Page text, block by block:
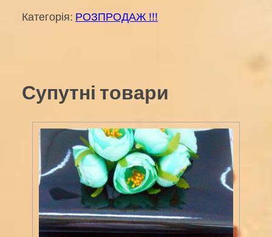
№257
Категорія: РОЗПРОДАЖ !!!
Супутні товари